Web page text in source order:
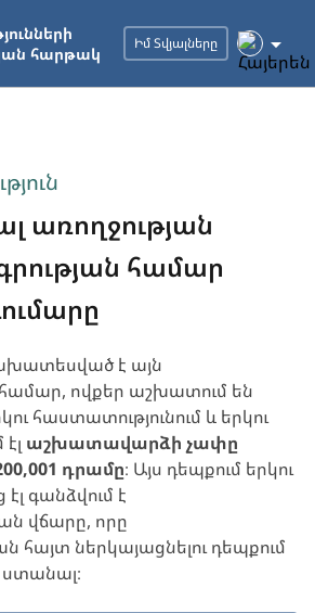
հարթակ
Իմ Տվյալները
առողջության
համար
է այն
ովքեր աշխատում են
հաստատությունում և երկու
աշխատավարձի չափը
դրամը։ Այս դեպքում երկու
գանձվում է
վճարը, որը
ներկայացնելու դեպքում